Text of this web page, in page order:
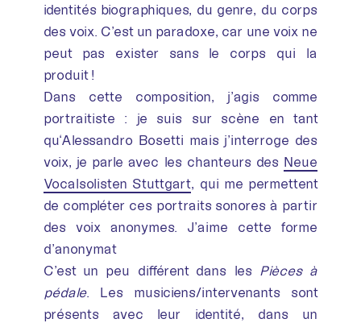
identités biographiques, du genre, du corps
des voix. C’est un paradoxe, car une voix ne
peut pas exister sans le corps qui la
produit !
Dans cette composition, j’agis comme
portraitiste : je suis sur scène en tant
qu‘Alessandro Bosetti mais j’interroge des
voix, je parle avec les chanteurs des Neue
Vocalsolisten Stuttgart, qui me permettent
de compléter ces portraits sonores à partir
des voix anonymes. J’aime cette forme
d’anonymat
C’est un peu différent dans les Pièces à
pédale. Les musiciens/intervenants sont
présents avec leur identité, dans un